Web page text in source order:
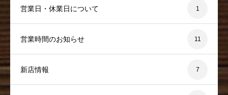
営業日・休業日について 1
営業時間のお知らせ 11
新店情報 7